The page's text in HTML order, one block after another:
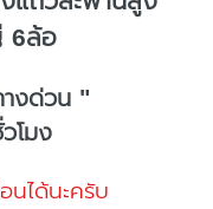
6ล้อ
งด่วน "
โมง
นได้นะครับ